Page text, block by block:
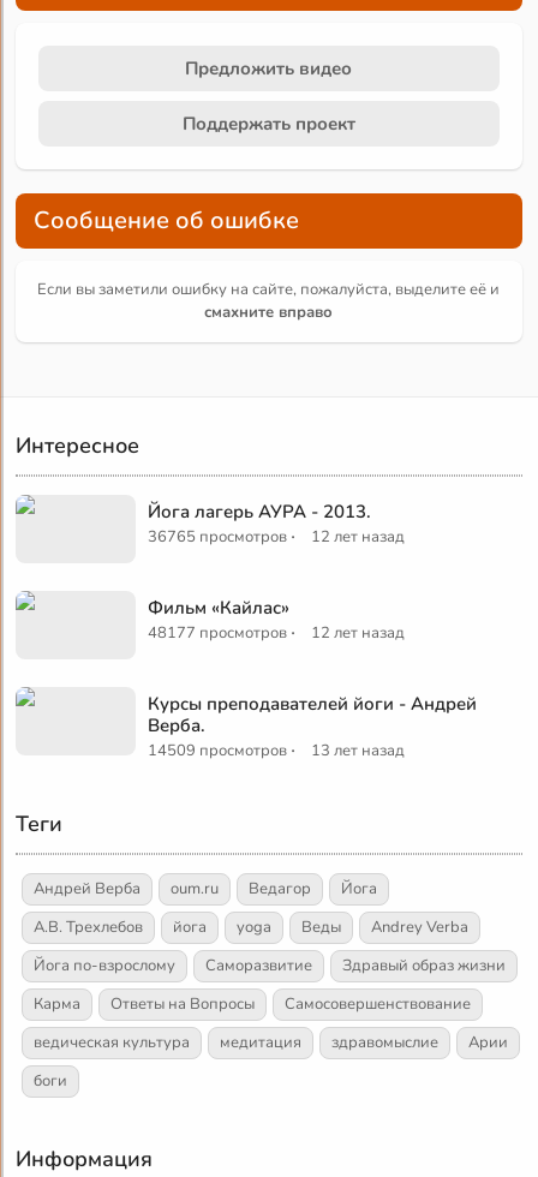
Предложить видео
Поддержать проект
Сообщение об ошибке
Если вы заметили ошибку на сайте, пожалуйста, выделите её и
смахните вправо
Интересное
Йога лагерь АУРА - 2013.
36765 просмотров · 12 лет назад
Фильм «Кайлас»
48177 просмотров · 12 лет назад
Курсы преподавателей йоги - Андрей
Верба.
14509 просмотров · 13 лет назад
Теги
Андрей Верба oum.ru Ведагор
Йога
А.В. Трехлебов
йога yoga Веды
Andrey Verba
Йога по-взрослому
Саморазвитие
Здравый образ жизни
Карма
Ответы на Вопросы
Самосовершенствование
ведическая культура
медитация здравомыслие
Арии
боги
Информация